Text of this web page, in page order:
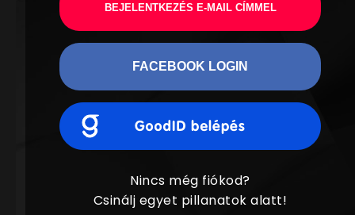
BEJELENTKEZÉS E-MAIL CÍMMEL
FACEBOOK LOGIN
Nincs még fiókod?
Csinálj egyet pillanatok alatt!